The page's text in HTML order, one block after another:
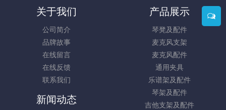
关于我们
公司简介
品牌故事
在线留言
在线反馈
联系我们
产品展示
琴凳及配件
麦克风支架
麦克风配件
通用夹具
乐谱架及配件
琴架及配件
吉他支架及配件
新闻动态